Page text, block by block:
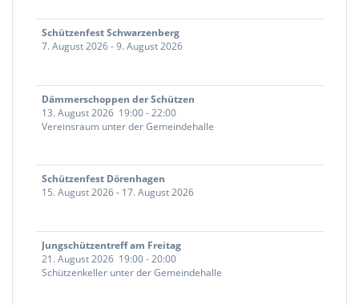
Schützenfest Schwarzenberg
7. August 2026-9. August 2026
Dämmerschoppen der Schützen
13. August 2026 19:00- 22:00
Vereinsraum unter der Gemeindehalle
Schützenfest Dörenhagen
15. August 2026- 17. August 2026
Jungschützentreff am Freitag
21. August 2026 19:00- 20:00
Schützenkeller unter der Gemeindehalle